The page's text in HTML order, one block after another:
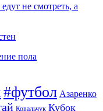
не смотреть, а
пола
#футбол Азаренко
Ковальчук Кубок